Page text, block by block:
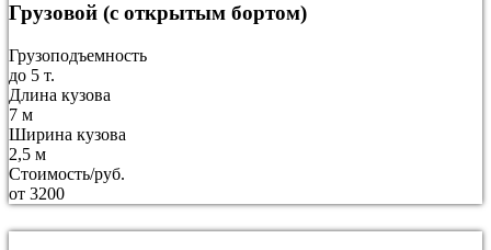
Грузовой (с открытым бортом)
Грузоподъемность
до 5 т.
Длина кузова
7 м
Ширина кузова
2,5 м
Стоимость/руб.
от 3200